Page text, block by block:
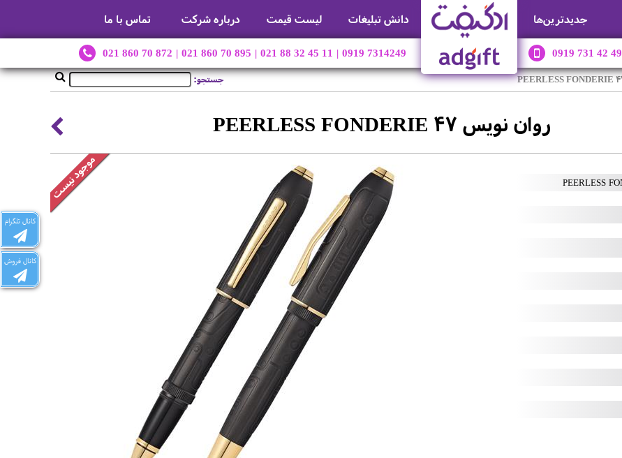
جديدترين‌ها دانش تبلیغات لیست قیمت درباره شرکت تماس با ما
021 860 70 872 | 021 860 70 895 | 021 88 32 45 11 | 0919 7314249 0919 731 42 49
کانال تلگرام
کانال فروش
جستجو:
روان نویس PEERLESS FONDERIE 47